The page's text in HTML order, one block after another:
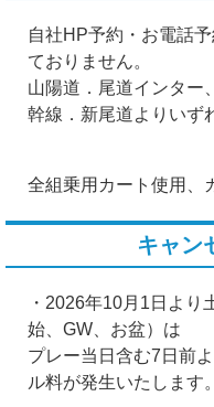
自社HP予約・お電話
ておりません。
山陽道．尾道インター
幹線．新尾道よりいず
全組乗用カート使用、
キャン
・2026年10月1日より
始、GW、お盆）は
プレー当日含む7日前
ル料が発生いたします。